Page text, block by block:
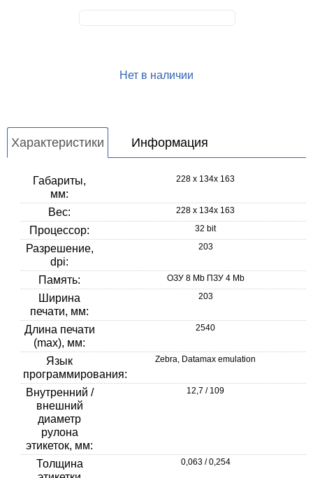
Нет в наличии
Характеристики Информация
Габариты,
мм:
228 x 134x 163
Вес: 228 x 134x 163
Процессор: 32 bit
Разрешение,
dpi:
203
Память: ОЗУ 8 Mb ПЗУ 4 Mb
Ширина
печати, мм:
203
Длина печати
(max), мм:
2540
Язык
программирования:
Zebra, Datamax emulation
Внутренний /
внешний
диаметр
рулона
этикеток, мм:
12,7 / 109
Толщина
0,063 / 0,254